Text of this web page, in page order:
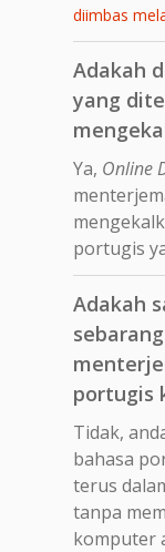
diimbas
Adakah
yang
Ya, Online
portugis
Adakah
portugis
Tidak,
bahasa
terus
tanpa
komputer